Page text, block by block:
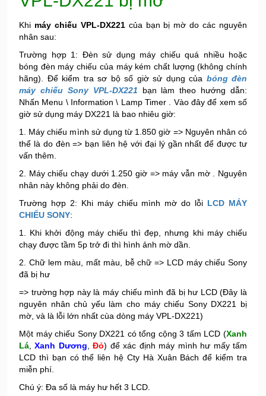
Khi máy chiếu VPL-DX221của bạn bị mờ do các nguyên
nhân sau:
Trường hợp 1: Đèn sử dụng máy chiếu quá nhiều hoặc
bóng đèn máy chiếu của máy kém chất lượng (không chính
hãng). Để kiểm tra sơ bộ số giờ sử dụng của bóng đèn
máy chiếu Sony VPL-DX221 bạn làm theo hướng dẫn:
Nhấn Menu \ Information \ Lamp Timer . Vào đây để xem số
giờ sử dụng máy DX221 là bao nhiêu giờ:
1. Máy chiếu mình sử dụng từ 1.850 giờ => Nguyên nhân có
thể là do đèn => bạn liên hệ với đại lý gần nhất để được tư
vấn thêm.
2. Máy chiếu chạy dưới 1.250 giờ => máy vẫn mờ . Nguyên
nhân này không phải do đèn.
Trường hợp 2: Khi máy chiếu mình mờ do lỗi LCD MÁY
CHIẾU SONY:
1. Khi khởi động máy chiếu thì đẹp, nhưng khi máy chiếu
chạy được tầm 5p trở đi thì hình ảnh mờ dần.
2. Chữ lem màu, mất màu, bễ chữ => LCD máy chiếu Sony
đã bị hư
=> trường hợp này là máy chiếu mình đã bị hư LCD (Đây là
nguyên nhân chủ yếu làm cho máy chiếu Sony DX221 bị
mờ, và là lỗi lớn nhất cùa dòng máy VPL-DX221)
Một máy chiếu Sony DX221 có tổng cộng 3 tấm LCD (Xanh
Lá ,Xanh Dương ,Đỏ) để xác định máy mình hư mấy tấm
LCD thì bạn có thể liên hệ Cty Hà Xuân Bách để kiểm tra
miễn phí.
Chú ý: Đa số là máy hư hết 3 LCD.